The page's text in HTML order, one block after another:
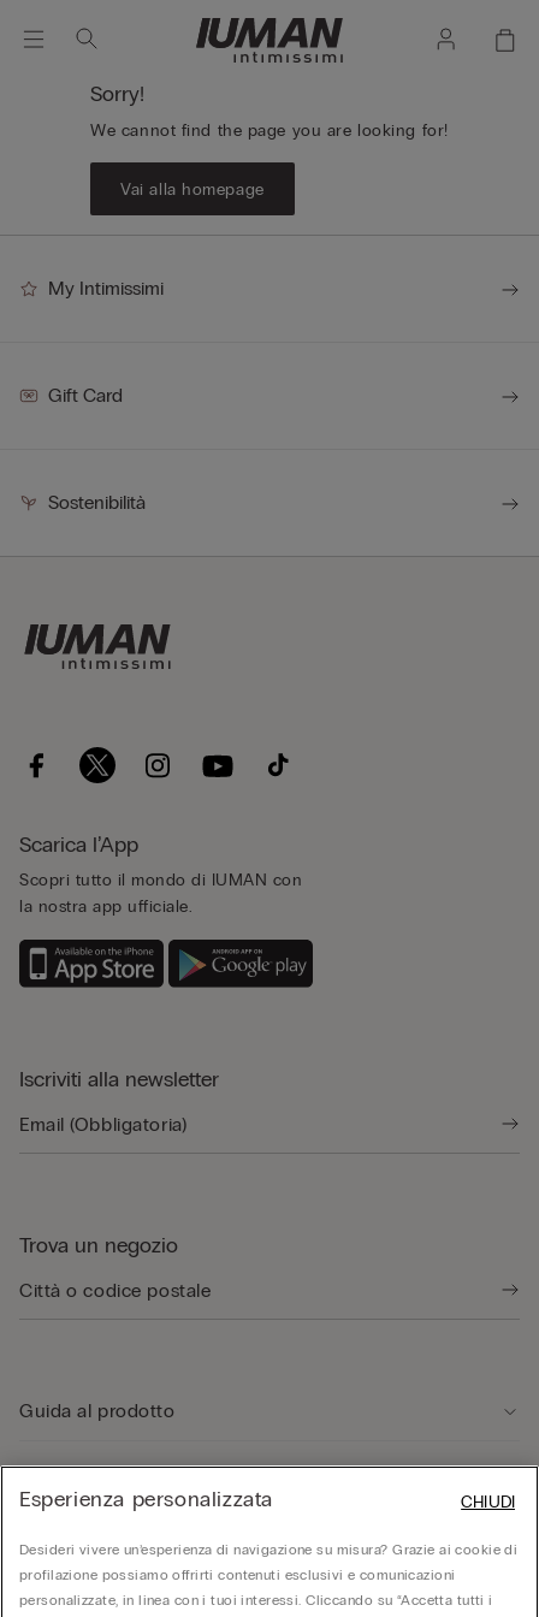
Sorry!
We cannot find the page you are looking for!
Vai alla homepage
My Intimissimi
Gift Card
Sostenibilità
Scarica l’App
Scopri tutto il mondo di IUMAN con
la nostra app ufficiale.
Iscriviti alla newsletter
Trova un negozio
Guida al prodotto
Area Legale
Esperienza personalizzata
Desideri vivere un’esperienza di navigazione su misura? Grazie ai cookie di
profilazione possiamo offrirti contenuti esclusivi e comunicazioni
personalizzate, in linea con i tuoi interessi. Cliccando su “Accetta tutti i
CHIUDI